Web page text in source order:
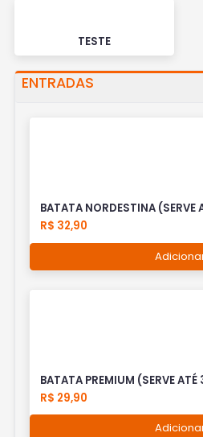
TESTE
ENTRADAS
BATATA NORDESTINA (SERVE
R$ 32,90
BATATA PREMIUM (SERVE ATÉ
R$ 29,90